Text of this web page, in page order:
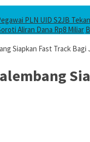
PLN UID S2JB
Aliran Dana Rp8 Miliar
Siapkan Fast Track Bagi